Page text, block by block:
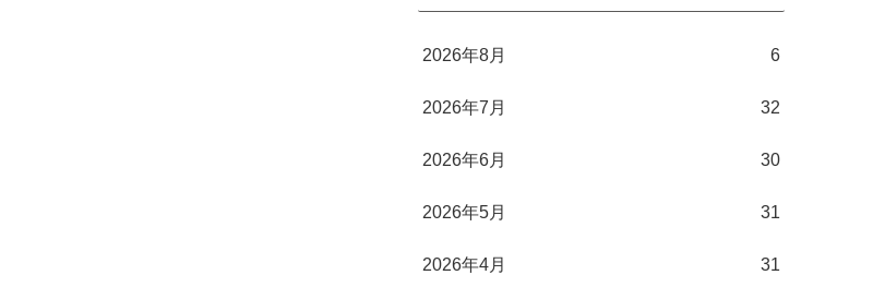
2026年8月 6
2026年7月 32
2026年6月 30
2026年5月 31
2026年4月 31